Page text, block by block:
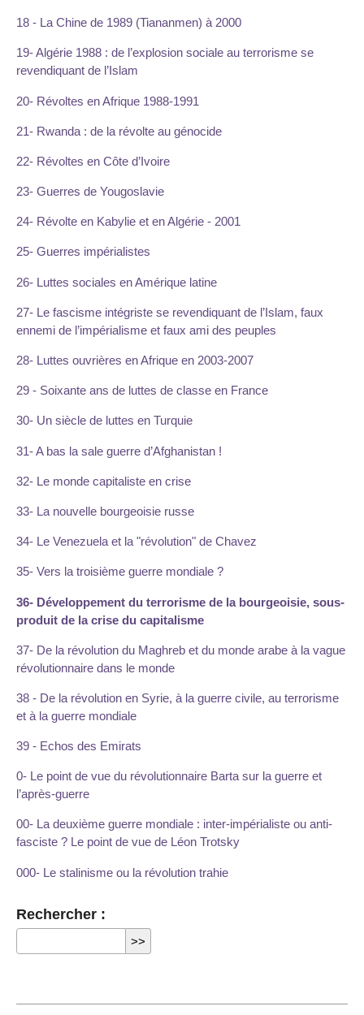
18 - La Chine de 1989 (Tiananmen) à 2000
19- Algérie 1988 : de l’explosion sociale au terrorisme se
revendiquant de l’Islam
20- Révoltes en Afrique 1988-1991
21- Rwanda : de la révolte au génocide
22- Révoltes en Côte d’Ivoire
23- Guerres de Yougoslavie
24- Révolte en Kabylie et en Algérie - 2001
25- Guerres impérialistes
26- Luttes sociales en Amérique latine
27- Le fascisme intégriste se revendiquant de l’Islam, faux
ennemi de l’impérialisme et faux ami des peuples
28- Luttes ouvrières en Afrique en 2003-2007
29 - Soixante ans de luttes de classe en France
30- Un siècle de luttes en Turquie
31- A bas la sale guerre d’Afghanistan !
32- Le monde capitaliste en crise
33- La nouvelle bourgeoisie russe
34- Le Venezuela et la "révolution" de Chavez
35- Vers la troisième guerre mondiale ?
36- Développement du terrorisme de la bourgeoisie, sous-
produit de la crise du capitalisme
37- De la révolution du Maghreb et du monde arabe à la vague
révolutionnaire dans le monde
38 - De la révolution en Syrie, à la guerre civile, au terrorisme
et à la guerre mondiale
39 - Echos des Emirats
0- Le point de vue du révolutionnaire Barta sur la guerre et
l’après-guerre
00- La deuxième guerre mondiale : inter-impérialiste ou anti-
fasciste ? Le point de vue de Léon Trotsky
000- Le stalinisme ou la révolution trahie
Rechercher :